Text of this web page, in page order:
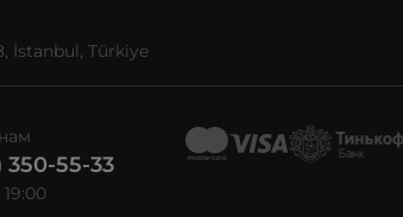
İstanbul, Türkiye
350-55-33